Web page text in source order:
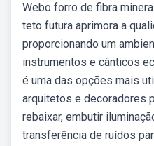
Webo forro de fibra
teto futura aprimora a
proporcionando um
instrumentos e cânticos
é uma das opções mais
arquitetos e decoradores
rebaixar, embutir
transferência de ruídos